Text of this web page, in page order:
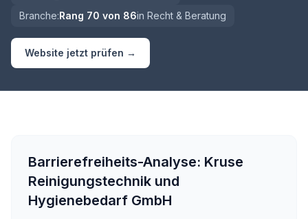
Branche:Rang 70 von 86in Recht & Beratung
Website jetzt prüfen →
Barrierefreiheits-Analyse: Kruse
Reinigungstechnik und
Hygienebedarf GmbH